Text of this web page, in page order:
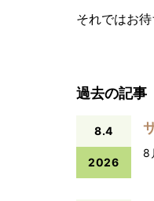
それではお待
過去の記事
8.4
2026
8